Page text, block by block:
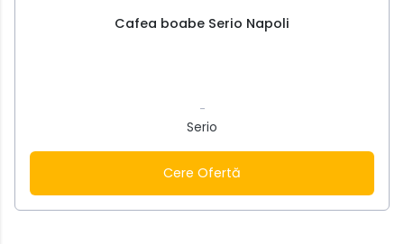
Cafea boabe Serio Napoli
-
Serio
Cere Ofertă